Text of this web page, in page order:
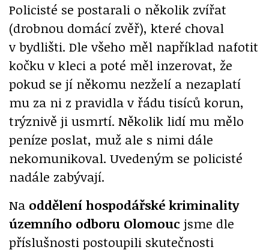
Policisté se postarali o několik zvířat
(drobnou domácí zvěř), které choval
v bydlišti. Dle všeho měl například nafotit
kočku v kleci a poté měl inzerovat, že
pokud se jí někomu nezželí a nezaplatí
mu za ni z pravidla v řádu tisíců korun,
trýznivě ji usmrtí. Několik lidí mu mělo
peníze poslat, muž ale s nimi dále
nekomunikoval. Uvedeným se policisté
nadále zabývají.
Na oddělení hospodářské kriminality
územního odboru Olomouc jsme dle
příslušnosti postoupili skutečnosti